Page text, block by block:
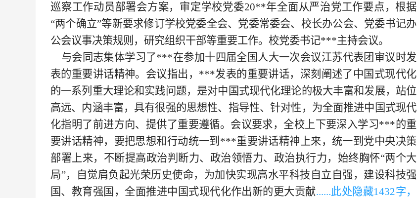
巡察工作动员部署会方案，审定学校党委20**年全面从严治党工作要点，根据
“两个确立”等新要求修订学校党委全会、党委常委会、校长办公会、党委书记办
公会议事决策规则，研究组织干部等重要工作。校党委书记***主持会议。
与会同志集体学习了***在参加十四届全国人大一次会议江苏代表团审议时发
表的重要讲话精神。会议指出，***发表的重要讲话，深刻阐述了中国式现代化
的一系列重大理论和实践问题，是对中国式现代化理论的极大丰富和发展，站位
高远、内涵丰富，具有很强的思想性、指导性、针对性，为全面推进中国式现代
化指明了前进方向、提供了重要遵循。会议要求，全校上下要深入学习***的重
要讲话精神，要把思想和行动统一到***重要讲话精神上来，统一到党中央决策
部署上来，不断提高政治判断力、政治领悟力、政治执行力，始终胸怀“两个大
局”，自觉肩负起光荣历史使命，为加快实现高水平科技自立自强，建设科技强
国、教育强国，全面推进中国式现代化作出新的更大贡献......此处隐藏1432字，